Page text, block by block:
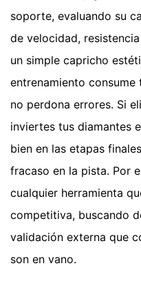
soporte, evaluando su
de velocidad,
un simple capricho
entrenamiento
no perdona errores. Si
inviertes tus diamantes
bien en las etapas
fracaso en la pista. Por
cualquier herramienta
competitiva, buscando
validación externa que
son en vano.